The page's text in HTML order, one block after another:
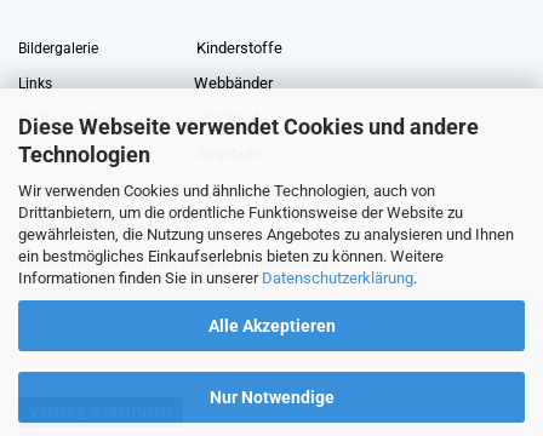
Diese Webseite verwendet Cookies und andere
Technologien
Wir verwenden Cookies und ähnliche Technologien, auch von
Drittanbietern, um die ordentliche Funktionsweise der Website zu
gewährleisten, die Nutzung unseres Angebotes zu analysieren und Ihnen
ein bestmögliches Einkaufserlebnis bieten zu können. Weitere
Informationen finden Sie in unserer Datenschutzerklärung.
Alle Akzeptieren
Nur Notwendige
Bildergalerie Kinderstoffe
Links Webbänder
Stoffe Lexikon Stoffreste
Über uns
Gewerberabatt Meterware
Stoffe auf Rechnung
Information zur Echtheit von Kundenbewertungen